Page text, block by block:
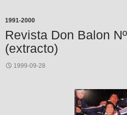
1991-2000
Revista Don Balon
(extracto)
1999-09-28